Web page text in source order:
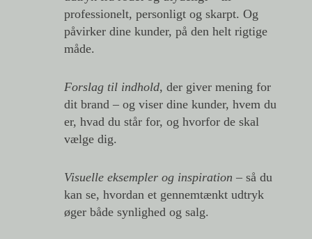
professionelt, personligt og skarpt. Og
påvirker dine kunder, på den helt rigtige
måde.
Forslag til indhold, der giver mening for
dit brand – og viser dine kunder, hvem du
er, hvad du står for, og hvorfor de skal
vælge dig.
Visuelle eksempler og inspiration – så du
kan se, hvordan et gennemtænkt udtryk
øger både synlighed og salg.